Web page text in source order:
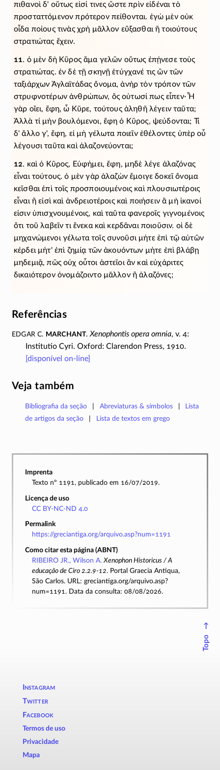
πιθανοὶ δ' οὕτως εἰσί τινες ὥστε πρὶν εἰδέναι τὸ
προσταττόμενον πρότερον πείθονται. ἐγὼ μὲν οὐκ
οἶδα ποίους τινὰς χρὴ μᾶλλον εὔξασθαι ἢ τοιούτους
στρατιώτας ἔχειν.
11. ὁ μὲν δὴ Κῦρος ἅμα γελῶν οὕτως ἐπῄνεσε τοὺς
στρατιώτας. ἐν δὲ τῇ σκηνῇ ἐτύγχανέ τις ὢν τῶν
ταξιάρχων Ἀγλαϊτάδας ὄνομα, ἀνὴρ τὸν τρόπον τῶν
στρυφνοτέρων ἀνθρώπων, ὃς οὑτωσί πως εἶπεν· Ἦ
γὰρ οἴει, ἔφη, ὦ Κῦρε, τούτους ἀληθῆ λέγειν ταῦτα;
Ἀλλὰ τί μὴν βουλόμενοι, ἔφη ὁ Κῦρος, ψεύδονται; Τί
δ' ἄλλο γ', ἔφη, εἰ μὴ γέλωτα ποιεῖν ἐθέλοντες ὑπὲρ οὗ
λέγουσι ταῦτα καὶ ἀλαζονεύονται;
12. καὶ ὁ Κῦρος, Εὐφήμει, ἔφη, μηδὲ λέγε ἀλαζόνας
εἶναι τούτους. ὁ μὲν γὰρ ἀλαζὼν ἔμοιγε δοκεῖ ὄνομα
κεῖσθαι ἐπὶ τοῖς προσποιουμένοις καὶ πλουσιωτέροις
εἶναι ἢ εἰσὶ καὶ ἀνδρειοτέροις καὶ ποιήσειν ἃ μὴ ἱκανοί
εἰσιν ὑπισχνουμένοις, καὶ ταῦτα φανεροῖς γιγνομένοις
ὅτι τοῦ λαβεῖν τι ἕνεκα καὶ κερδᾶναι ποιοῦσιν. οἱ δὲ
μηχανώμενοι γέλωτα τοῖς συνοῦσι μήτε ἐπὶ τῷ αὑτῶν
κέρδει μήτ' ἐπὶ ζημίᾳ τῶν ἀκουόντων μήτε ἐπὶ βλάβῃ
μηδεμιᾷ, πῶς οὐχ οὗτοι ἀστεῖοι ἂν καὶ εὐχάριτες
δικαιότερον ὀνομάζοιντο μᾶλλον ἢ ἀλαζόνες;
Referências
Edgar C. Marchant.Xenophontis opera omnia, v. 4:
Institutio Cyri. Oxford: Clarendon Press, 1910.
[disponível on-line]
Veja também
Bibliografia da seção Abreviaturas & símbolos
Lista
de artigos da seção
Lista de textos em grego
Imprenta
Texto nº 1191, publicado em 16/07/2019.
Licença de uso
CC BY-NC-ND 4.0
Permalink
https://greciantiga.org/arquivo.asp?num=1191
Como citar esta página (ABNT)
RIBEIRO JR., Wilson A. Xenophon Historicus / A
educação de Ciro 2.2.9-12. Portal Graecia Antiqua,
São Carlos. URL: greciantiga.org/arquivo.asp?
num=1191. Data da consulta: 08/08/2026.
↑
Topo
Instagram
Twitter
Facebook
Termos de uso
Privacidade
Mapa